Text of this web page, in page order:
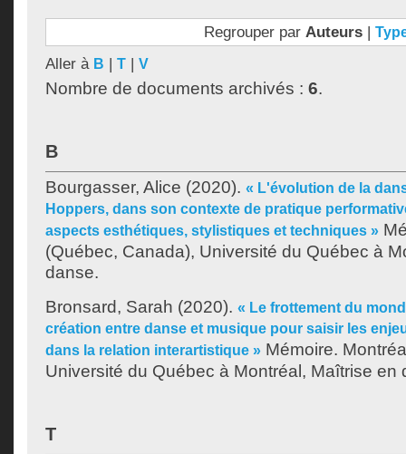
Regrouper par Auteurs|
Aller à B | T | V
Nombre de documents archivés : 6.
B
Bourgasser, Alice (2020). « L'évolution de la
Hoppers, dans son contexte de pratique
aspects esthétiques, stylistiques et techniques »
(Québec, Canada), Université du Québec à
danse.
Bronsard, Sarah (2020). « Le frottement du
création entre danse et musique pour saisir les
dans la relation interartistique » Mémoire.
Université du Québec à Montréal, Maîtrise en
T